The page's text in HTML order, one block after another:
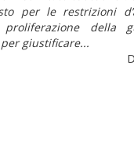
per le restrizioni
proliferazione
giustificare...